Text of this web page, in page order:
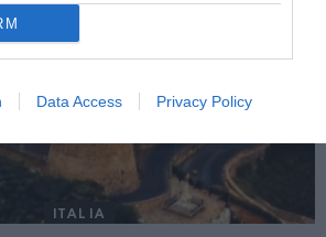
Data Access Privacy Policy
ITALIA